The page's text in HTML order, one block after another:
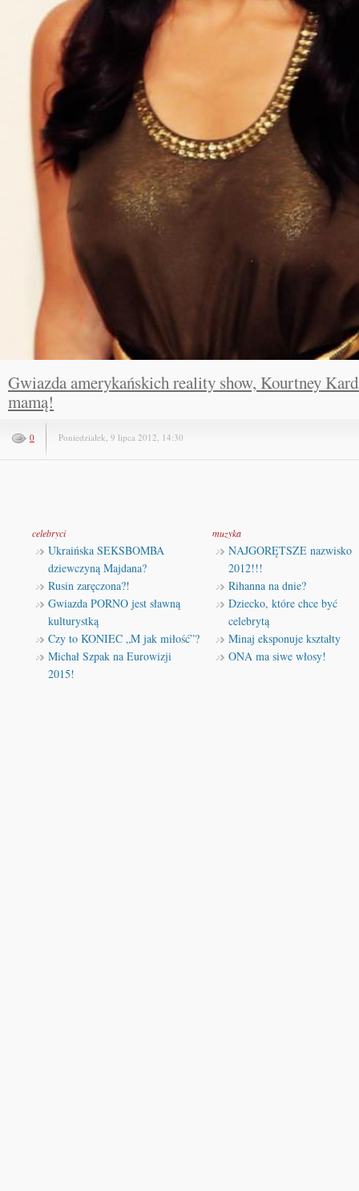
Gwiazda amerykańskich reality show, Kourtney
mamą!
0 Poniedziałek, 9 lipca 2012, 14:30
celebryci
Ukraińska SEKSBOMBA
dziewczyną Majdana?
Rusin zaręczona?!
Gwiazda PORNO jest sławną
kulturystką
Czy to KONIEC „M jak miłość”?
Michał Szpak na Eurowizji
2015!
muzyka
NAJGORĘTSZE nazwisko
2012!!!
Rihanna na dnie?
Dziecko, które chce być
celebrytą
Minaj eksponuje kształty
ONA ma siwe włosy!